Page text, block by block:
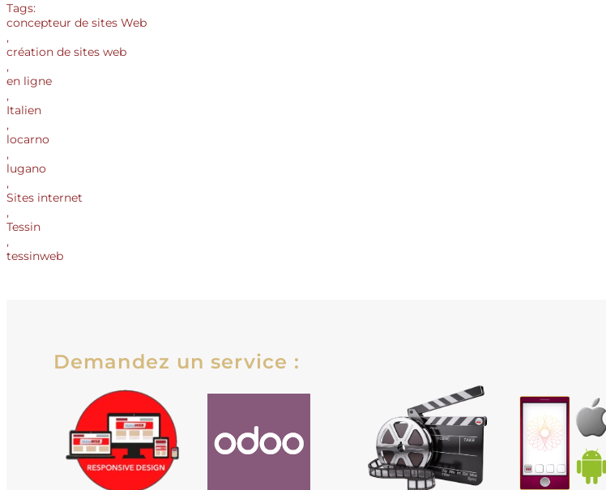
Tags:
concepteur de sites Web
,
création de sites web
,
en ligne
,
Italien
,
locarno
,
lugano
,
Sites internet
,
Tessin
,
tessinweb
Demandez un service :